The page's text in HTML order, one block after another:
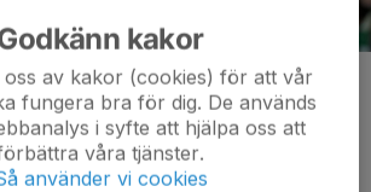
kakor
oss av kakor (cookies) för att vår
fungera bra för dig. De används
i syfte att hjälpa oss att
våra tjänster.
använder vi cookies